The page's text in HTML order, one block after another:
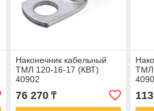
Наконечник кабельный
ТМЛ 120-16-17 (КВТ)
40902
76 270₸
ТМЛ